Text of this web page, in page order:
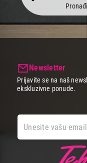
Newsletter
Prijavite se na naš
ekskluzivne ponude.